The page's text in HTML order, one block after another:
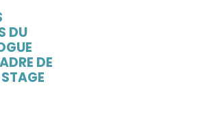
DU
DE